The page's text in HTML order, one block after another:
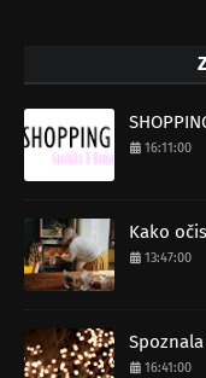
16:11:00
Kako
13:47:00
16:41:00